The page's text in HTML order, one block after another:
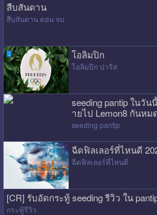
สืบสันดาน
สืบสันดาน ตอน จบ
โอลิมปิก
โอลิมปิก ปารีส
seeding pantip ในวั
ายไป Lemon8 กันหม
seeding pantip
ฉีดฟิลเลอร์ที่ไหนดี
ฉีดฟิลเลอร์ที่ไหนดี
[CR] รับอัดกระทู้ seeding รีวิว ใน
กระทู้รีวิว